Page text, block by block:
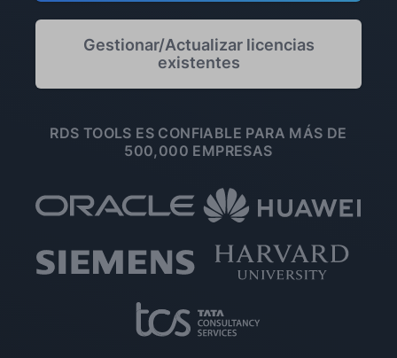
Gestionar/Actualizar licencias
existentes
RDS TOOLS ES CONFIABLE PARA MÁS DE
500,000 EMPRESAS